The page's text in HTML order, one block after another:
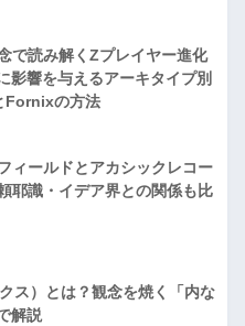
で読み解くZプレイヤー進化
影響を与えるアーキタイプ別
Fornixの方法
ィールドとアカシックレコー
耶識・イデア界との関係も比
ス）とは？観念を焼く「内な
解説